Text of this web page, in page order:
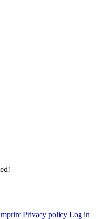
Privacy policy Log in